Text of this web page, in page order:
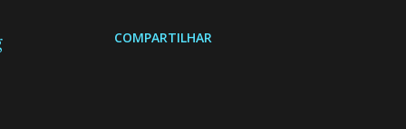
COMPARTILHAR